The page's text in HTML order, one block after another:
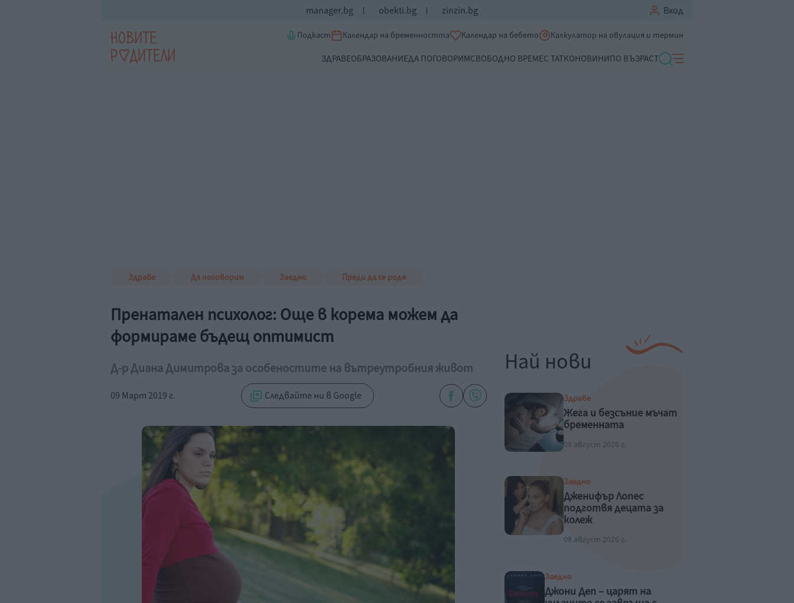
manager.bg obekti.bg zinzin.bg Вход
Подкаст Календар на бременността Календар на бебето Калкулатор на овулация и термин
ЗДРАВЕОБРАЗОВАНИЕДА ПОГОВОРИМСВОБОДНО ВРЕМЕС ТАТКОНОВИНИПО ВЪЗРАСТ
Здраве Да поговорим Заедно Преди да се родя
Пренатален психолог: Още в корема можем да
формираме бъдещ оптимист
Д-р Диана Димитрова за особеностите на вътреутробния живот
09 Март 2019 г. Следвайте ни в Google
Най нови
Здраве
Жега и безсъние мъчат
бременната
08 август 2026 г.
Заедно
Дженифър Лопес
подготвя децата за
колеж
08 август 2026 г.
Заедно
Джони Деп – царят на